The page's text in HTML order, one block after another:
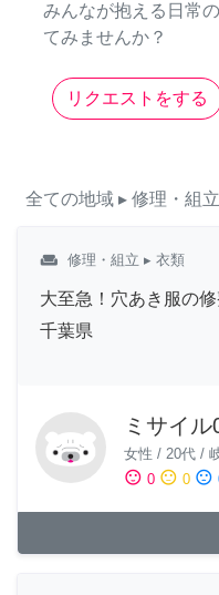
みんなが抱える日常
てみませんか？
リクエストをする
全ての地域 ▸ 修理・組立
weekend 修理・組立 ▸ 衣類
大至急！穴あき服の
千葉県
ミサイル
女性 / 20代 /
sentiment_satisfied 0 sentiment_neutral 0 sentiment_dissatisfied